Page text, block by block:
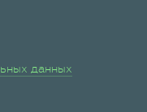
данных